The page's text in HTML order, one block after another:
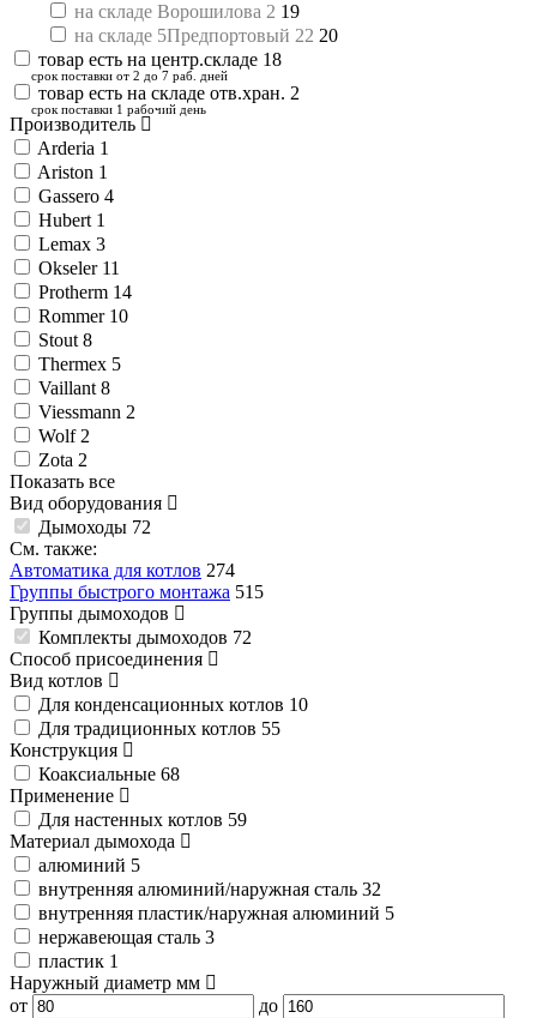
на складе Ворошилова 2 19
на складе 5Предпортовый 22 20
товар есть на центр.складе 18
срок поставки от 2 до 7 раб. дней
товар есть на складе отв.хран. 2
срок поставки 1 рабочий день
Производитель
Arderia 1
Ariston 1
Gassero 4
Hubert 1
Lemax 3
Okseler 11
Protherm 14
Rommer 10
Stout 8
Thermex 5
Vaillant 8
Viessmann 2
Wolf 2
Zota 2
Показать все
Вид оборудования
Дымоходы 72
См. также:
Автоматика для котлов 274
Группы быстрого монтажа 515
Группы дымоходов
Комплекты дымоходов 72
Способ присоединения
Вид котлов
Для конденсационных котлов 10
Для традиционных котлов 55
Конструкция
Коаксиальные 68
Применение
Для настенных котлов 59
Материал дымохода
алюминий 5
внутренняя алюминий/наружная сталь 32
внутренняя пластик/наружная алюминий 5
нержавеющая сталь 3
пластик 1
Наружный диаметр мм
от
до